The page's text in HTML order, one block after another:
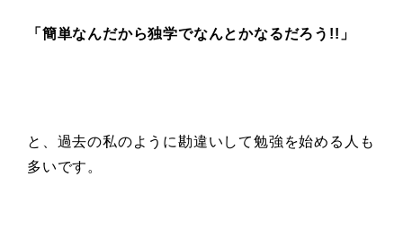
「簡単なんだから独学でなんとかなるだろう!!」
と、過去の私のように勘違いして勉強を始める人も
多いです。